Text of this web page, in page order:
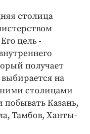
столица
цель -
получает
на
столицами
побывать Казань,
Тамбов, Ханты-